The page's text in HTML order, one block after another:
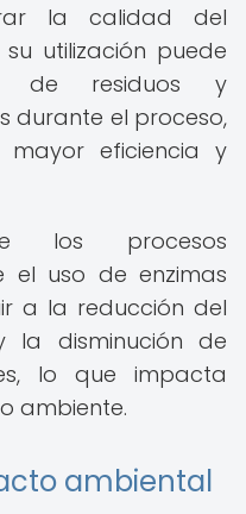
la calidad del
utilización puede
de residuos y
durante el proceso,
eficiencia y
los procesos
el uso de enzimas
a la reducción del
la disminución de
lo que impacta
ambiente.
ambiental